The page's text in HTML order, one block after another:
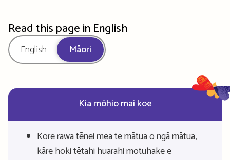
Read this page in English
English Māori
Kia mōhio mai koe
Kore rawa tēnei mea te mātua o ngā mātua,
kāre hoki tētahi huarahi motuhake e